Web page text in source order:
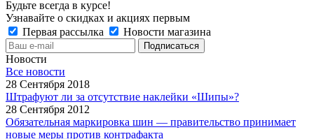
Будьте всегда в курсе!
Узнавайте о скидках и акциях первым
Первая рассылка
Новости магазина
Новости
Все новости
28 Сентября 2018
Штрафуют ли за отсутствие наклейки «Шипы»?
28 Сентября 2012
Обязательная маркировка шин — правительство принимает
новые меры против контрафакта